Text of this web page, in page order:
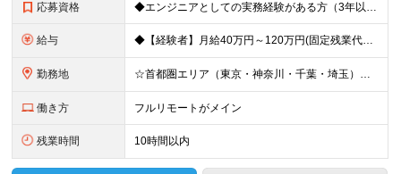
応募資格 ◆エンジニアとしての実務経験がある方（3年以上） └システムやアプリの設計・開発、インフラ設計・構築の経験のある方を想定 ◆マネジメント経験は不問 ◆学歴不問／ブランクOK 【こんな方も歓迎です！】
給与 ◆【経験者】月給40万円～120万円(固定残業代含む)+各種手当 ※月30時間（76,000円～）の固定残業代を含みます。 ※上記を超える時間外労働分は追加で支給。 ※6ヶ月の試用期間あり（条件に変動
勤務地 ☆首都圏エリア（東京・神奈川・千葉・埼玉）・名古屋・大阪・福岡を中心とした全国各地のプロジェクト先に参画いただきます。 ※希望をヒアリングした上で決定します ☆全国各地からフルリモートOK 【本社】
働き方 フルリモートがメイン
残業時間 10時間以内